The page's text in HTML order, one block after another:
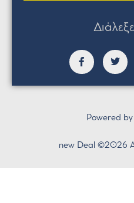
Powered by
new Deal ©2026